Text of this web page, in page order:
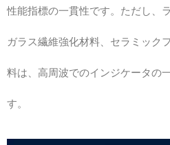
性能指標の一貫性です。ただし、
ガラス繊維強化材料、セラミック
料は、高周波でのインジケータの
す。